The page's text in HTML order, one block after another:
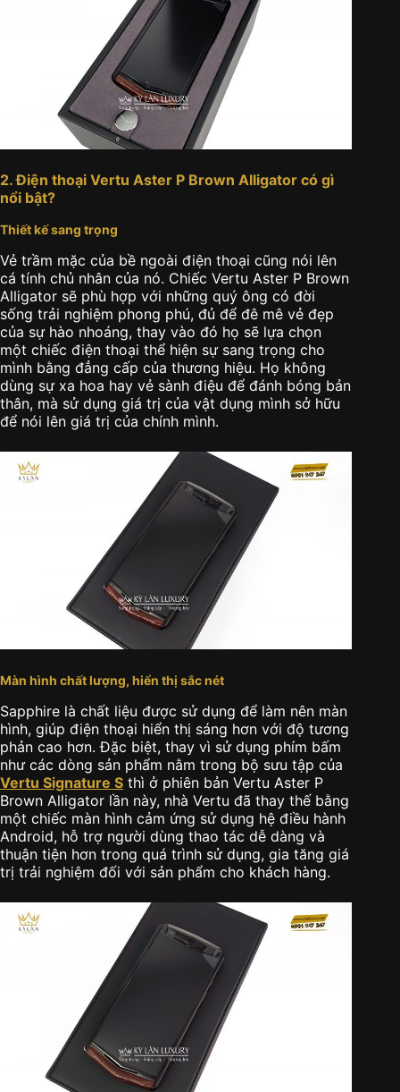
2. Điện thoại Vertu Aster P Brown Alligator có gì
nổi bật?
Thiết kế sang trọng
Vẻ trầm mặc của bề ngoài điện thoại cũng nói lên
cá tính chủ nhân của nó. Chiếc Vertu Aster P Brown
Alligator sẽ phù hợp với những quý ông có đời
sống trải nghiệm phong phú, đủ để đê mê vẻ đẹp
của sự hào nhoáng, thay vào đó họ sẽ lựa chọn
một chiếc điện thoại thể hiện sự sang trọng cho
mình bằng đẳng cấp của thương hiệu. Họ không
dùng sự xa hoa hay vẻ sành điệu để đánh bóng bản
thân, mà sử dụng giá trị của vật dụng mình sở hữu
để nói lên giá trị của chính mình.
Màn hình chất lượng, hiển thị sắc nét
Sapphire là chất liệu được sử dụng để làm nên màn
hình, giúp điện thoại hiển thị sáng hơn với độ tương
phản cao hơn. Đặc biệt, thay vì sử dụng phím bấm
như các dòng sản phẩm nằm trong bộ sưu tập của
Vertu Signature S thì ở phiên bản Vertu Aster P
Brown Alligator lần này, nhà Vertu đã thay thế bằng
một chiếc màn hình cảm ứng sử dụng hệ điều hành
Android, hỗ trợ người dùng thao tác dễ dàng và
thuận tiện hơn trong quá trình sử dụng, gia tăng giá
trị trải nghiệm đối với sản phẩm cho khách hàng.